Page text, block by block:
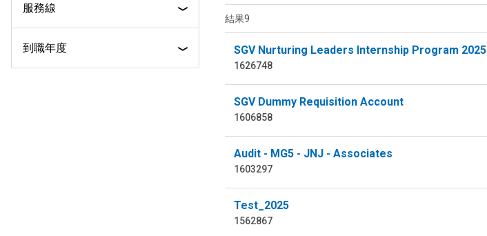
服務線
到職年度
結果9
SGV Nurturing Leaders Internship Program 2025
1626748
SGV Dummy Requisition Account
1606858
Audit - MG5 - JNJ - Associates
1603297
Test_2025
1562867